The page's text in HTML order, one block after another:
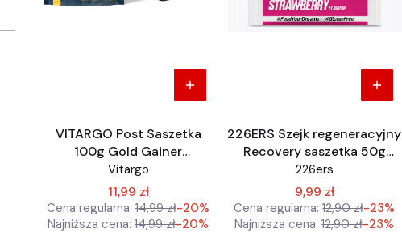
VITARGO Post Saszetka
100g Gold Gainer
ORYGINAŁ Szwecja białko
czekolada
Vitargo
11,99 zł
Cena regularna: 14,99 zł-20%
Najniższa cena: 14,99 zł-20%
226ERS Szejk regeneracyjny
Recovery saszetka 50g
Białko smak truskawka białko
20g
226ers
9,99 zł
Cena regularna: 12,90 zł-23%
Najniższa cena: 12,90 zł-23%